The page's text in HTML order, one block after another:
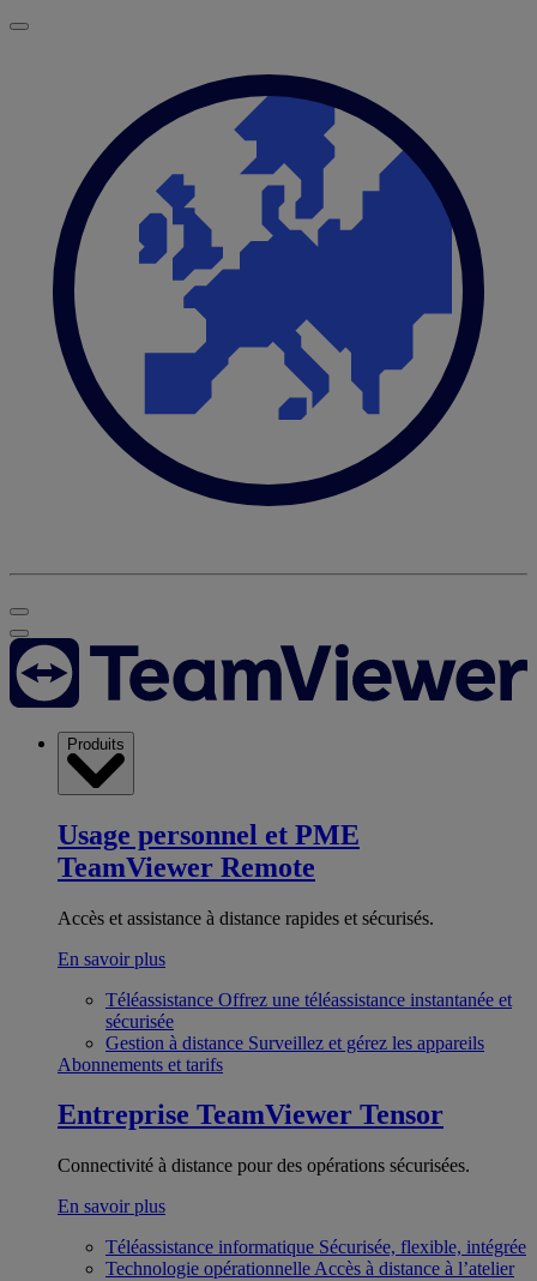
Produits
Usage personnel et PME
TeamViewer Remote
Accès et assistance à distance rapides et sécurisés.
En savoir plus
Téléassistance Offrez une téléassistance instantanée et
sécurisée
Gestion à distance Surveillez et gérez les appareils
Abonnements et tarifs
Entreprise TeamViewer Tensor
Connectivité à distance pour des opérations sécurisées.
En savoir plus
Téléassistance informatique Sécurisée, flexible, intégrée
Technologie opérationnelle Accès à distance à l’atelier